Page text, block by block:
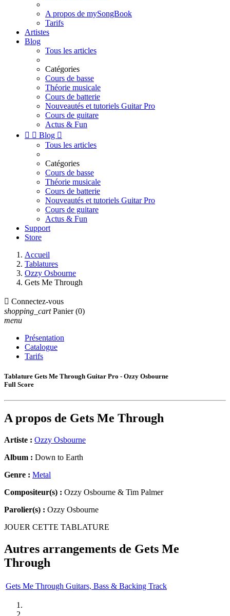
A propos de mySongBook
Tarifs
Artistes
Blog
Tous les articles
Catégories
Cours de basse
Théorie musicale
Cours de batterie
Nouveautés et tutoriels Guitar Pro
Cours de guitare
Actus & Fun
  Blog 
Tous les articles
Catégories
Cours de basse
Théorie musicale
Cours de batterie
Nouveautés et tutoriels Guitar Pro
Cours de guitare
Actus & Fun
Support
Store
Accueil
Tablatures
Ozzy Osbourne
Gets Me Through
 Connectez-vous
shopping_cart Panier (0)
menu
Présentation
Catalogue
Tarifs
Tablature Gets Me Through Guitar Pro - Ozzy Osbourne
Full Score
A propos de Gets Me Through
Artiste : Ozzy Osbourne
Album : Down to Earth
Genre : Metal
Compositeur(s) : Ozzy Osbourne & Tim Palmer
Parolier(s) : Ozzy Osbourne
JOUER CETTE TABLATURE
Autres arrangements de Gets Me
Through
Gets Me Through Guitars, Bass & Backing Track